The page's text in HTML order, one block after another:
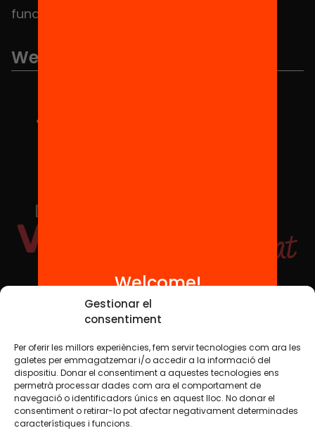
Gestionar el
consentiment
Per oferir les millors experiències, fem servir tecnologies com ara les
galetes per emmagatzemar i/o accedir a la informació del
dispositiu. Donar el consentiment a aquestes tecnologies ens
permetrà processar dades com ara el comportament de
navegació o identificadors únics en aquest lloc. No donar el
consentiment o retirar-lo pot afectar negativament determinades
característiques i funcions.
fundacio@equitat.org
We are part of...
Social Media
TW YTB IG FB IN
Legal NoticeCookie Policy
Welcome!